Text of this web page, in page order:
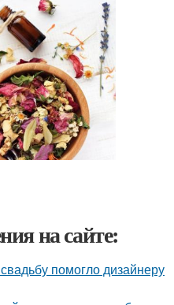
на сайте:
помогло дизайнеру